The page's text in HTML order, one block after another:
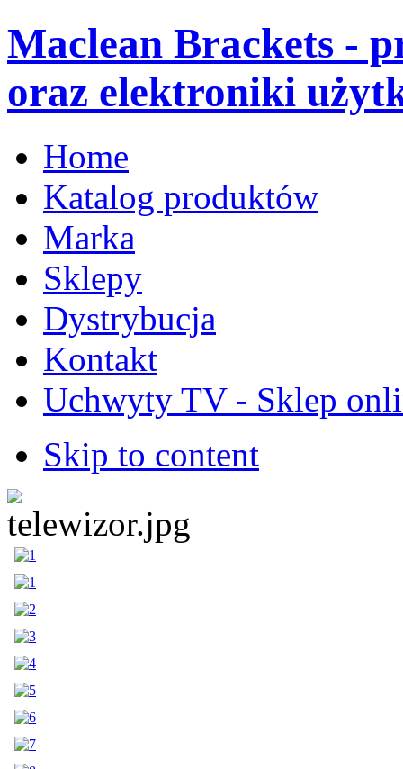
Maclean Brackets -
oraz elektroniki
Home
Katalog produktów
Marka
Sklepy
Dystrybucja
Kontakt
Uchwyty TV - Sklep
Skip to content